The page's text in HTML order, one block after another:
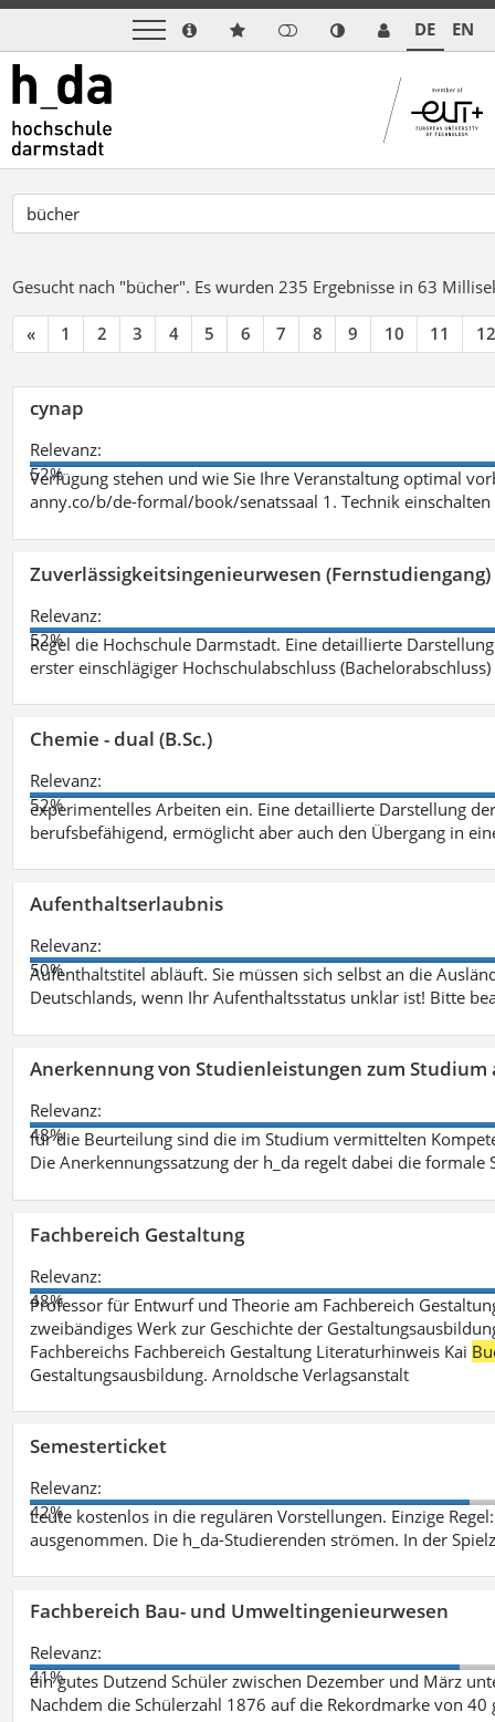
DE EN
Gesucht nach "bücher". Es wurden 235 Ergebnisse in 63
« 1 2 3 4 5 6 7 8 9 10 11 12
cynap
Relevanz:
52%
Verfügung stehen und wie Sie Ihre Veranstaltung optimal
anny.co/b/de-formal/book/senatssaal 1. Technik
Zuverlässigkeitsingenieurwesen (Fernstudiengang)
Relevanz:
52%
Regel die Hochschule Darmstadt. Eine detaillierte
erster einschlägiger Hochschulabschluss
Chemie - dual (B.Sc.)
Relevanz:
52%
experimentelles Arbeiten ein. Eine detaillierte Darstellung
berufsbefähigend, ermöglicht aber auch den Übergang in
Aufenthaltserlaubnis
Relevanz:
50%
Aufenthaltstitel abläuft. Sie müssen sich selbst an die
Deutschlands, wenn Ihr Aufenthaltsstatus unklar ist! Bitte
Anerkennung von Studienleistungen zum Studium
Relevanz:
48%
für die Beurteilung sind die im Studium vermittelten
Die Anerkennungssatzung der h_da regelt dabei die formale
Fachbereich Gestaltung
Relevanz:
48%
Professor für Entwurf und Theorie am Fachbereich
zweibändiges Werk zur Geschichte der
Fachbereichs Fachbereich Gestaltung Literaturhinweis Kai
Gestaltungsausbildung. Arnoldsche Verlagsanstalt
Semesterticket
Relevanz:
42%
Leute kostenlos in die regulären Vorstellungen. Einzige
ausgenommen. Die h_da-Studierenden strömen. In der
Fachbereich Bau- und Umweltingenieurwesen
Relevanz:
41%
ein gutes Dutzend Schüler zwischen Dezember und März
Nachdem die Schülerzahl 1876 auf die Rekordmarke von